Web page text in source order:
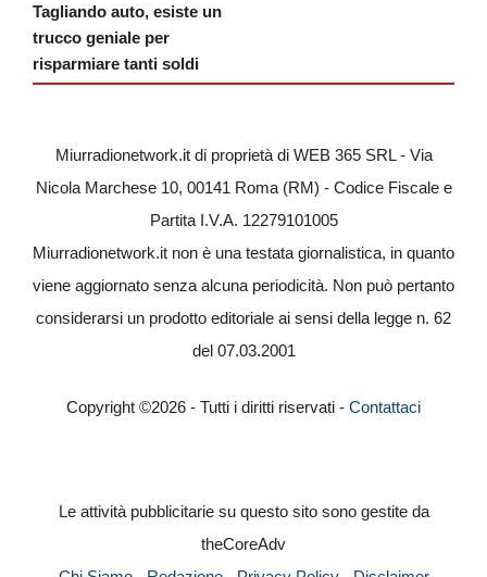
Tagliando auto, esiste un
trucco geniale per
risparmiare tanti soldi
Miurradionetwork.it di proprietà di WEB 365 SRL - Via
Nicola Marchese 10, 00141 Roma (RM) - Codice Fiscale e
Partita I.V.A. 12279101005
Miurradionetwork.it non è una testata giornalistica, in quanto
viene aggiornato senza alcuna periodicità. Non può pertanto
considerarsi un prodotto editoriale ai sensi della legge n. 62
del 07.03.2001
Copyright ©2026 - Tutti i diritti riservati - Contattaci
Le attività pubblicitarie su questo sito sono gestite da
theCoreAdv